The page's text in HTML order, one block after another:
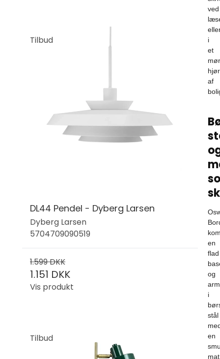
Tilbud
DL44 Pendel - Dyberg Larsen
Dyberg Larsen
5704709090519
1.599 DKK
1.151 DKK
Vis produkt
Tilbud
ved
i
et
af
en
flad
og
arm
i
stål
en
mat